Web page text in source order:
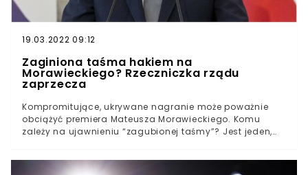
19.03.2022 09:12
Zaginiona taśma hakiem na
Morawieckiego? Rzeczniczka rządu
zaprzecza
Kompromitujące, ukrywane nagranie może poważnie
obciążyć premiera Mateusza Morawieckiego. Komu
zależy na ujawnieniu “zagubionej taśmy”? Jest jeden,
się “bardzo dobrze”.